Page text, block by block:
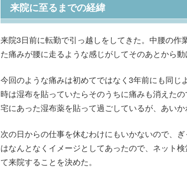
来院に至るまでの経緯
来院3日前に転勤で引っ越しをしてきた。中腰の作
た痛みが腰に走るような感じがしてそのあとから動
今回のような痛みは初めてではなく3年前にも同じ
時は湿布を貼っていたらそのうちに痛みも消えた
宅にあった湿布薬を貼って過ごしているが、あいか
次の日からの仕事を休むわけにもいかないので、
はなんとなくイメージとしてあったので、ネット
て来院することを決めた。